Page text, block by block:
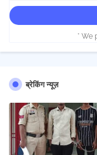
* We
ब्रेकिंग न्यूज़